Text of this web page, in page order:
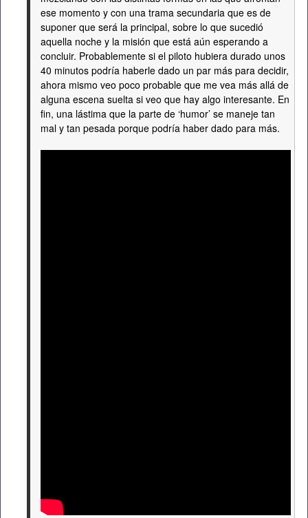
ese momento y con una trama secundaria que es de
suponer que será la principal, sobre lo que sucedió
aquella noche y la misión que está aún esperando a
concluir. Probablemente si el piloto hubiera durado unos
40 minutos podría haberle dado un par más para decidir,
ahora mismo veo poco probable que me vea más allá de
alguna escena suelta si veo que hay algo interesante. En
fin, una lástima que la parte de ‘humor’ se maneje tan
mal y tan pesada porque podría haber dado para más.